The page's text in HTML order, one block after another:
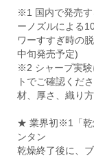
※1 国内で発売す
ーノズルによる
ワーすすぎ時の
中旬発売予定)
※2 シャープ実験
トでご確認くだ
材、厚さ、織り
★ 業界初※1「乾
ンタン
乾燥終了後に、